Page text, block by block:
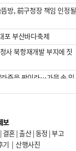
방, 前구청장 책임 인정될
포 부산바다축제
사 북항재개발 부지에 짓
죽을 판이라…가뭄 속 밀
북항 복합환승센터 공사중
35만 원 받는다
대 노동자 추락사
보
| 결혼|출산|동정 |부고
기 | 산행사진